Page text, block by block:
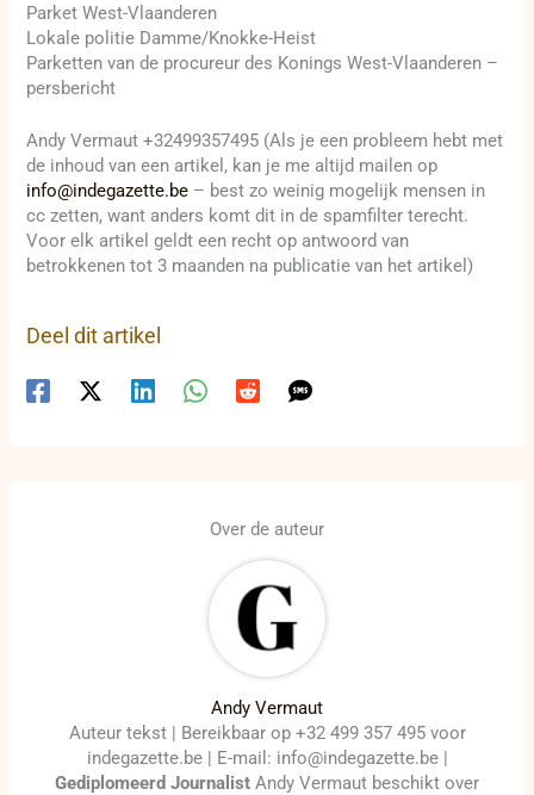
Parket West-Vlaanderen
Lokale politie Damme/Knokke-Heist
Parketten van de procureur des Konings West-Vlaanderen –
persbericht
Andy Vermaut +32499357495 (Als je een probleem hebt met
de inhoud van een artikel, kan je me altijd mailen op
info@indegazette.be – best zo weinig mogelijk mensen in
cc zetten, want anders komt dit in de spamfilter terecht.
Voor elk artikel geldt een recht op antwoord van
betrokkenen tot 3 maanden na publicatie van het artikel)
Deel dit artikel
Over de auteur
Andy Vermaut
Auteur tekst | Bereikbaar op +32 499 357 495 voor
indegazette.be | E-mail: info@indegazette.be |
Gediplomeerd Journalist Andy Vermaut beschikt over